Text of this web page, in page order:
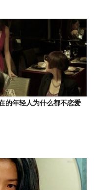
的年轻人为什么都不恋爱